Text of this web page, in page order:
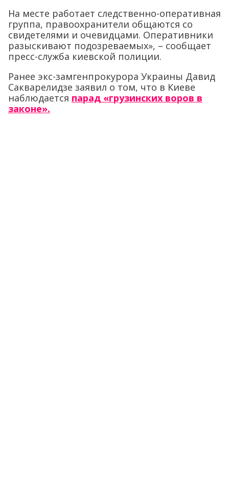
На месте работает следственно-оперативная
группа, правоохранители общаются со
свидетелями и очевидцами. Оперативники
разыскивают подозреваемых», – сообщает
пресс-служба киевской полиции.
Ранее экс-замгенпрокурора Украины Давид
Сакварелидзе заявил о том, что в Киеве
наблюдается парад «грузинских воров в
законе».